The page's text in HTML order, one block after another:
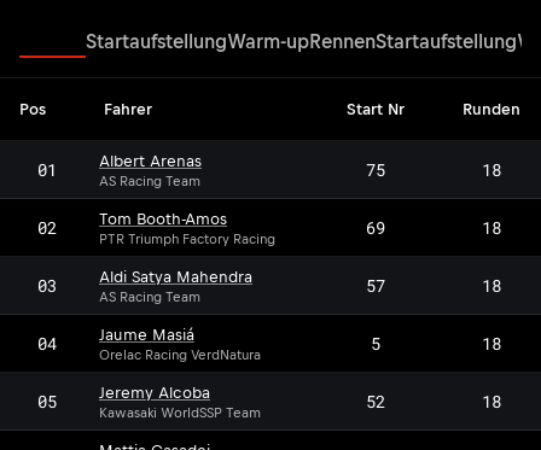
StartaufstellungWarm-upRennenStartaufstellung
Pos Fahrer Start Nr Runden
01 Albert Arenas
AS Racing Team 75 18
02 Tom Booth-Amos
PTR Triumph Factory Racing 69 18
03 Aldi Satya Mahendra
AS Racing Team 57 18
04 Jaume Masiá
Orelac Racing VerdNatura 5 18
05 Jeremy Alcoba
Kawasaki WorldSSP Team 52 18